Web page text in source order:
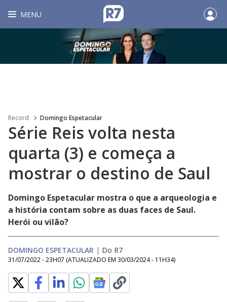
MENU
Record Domingo Espetacular
Série Reis volta nesta
quarta (3) e começa a
mostrar o destino de Saul
Domingo Espetacular mostra o que a arqueologia e
a história contam sobre as duas faces de Saul.
Herói ou vilão?
DOMINGO ESPETACULAR | Do R7
31/07/2022 - 23H07 (ATUALIZADO EM 30/03/2024 - 11H34)